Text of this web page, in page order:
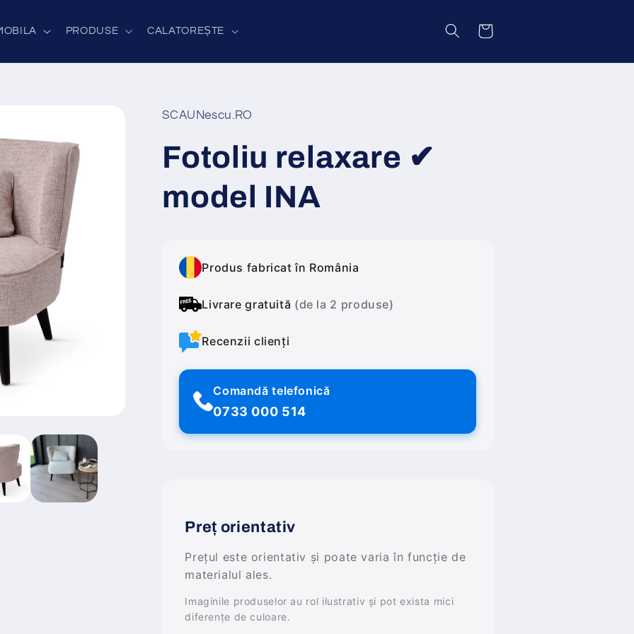
PRODUSE CALATOREȘTE Coș
SCAUNescu.RO
Fotoliu relaxare ✔
model INA
Produs fabricat în România
Livrare gratuită (de la 2 produse)
Recenzii clienți
Comandă telefonică
0733 000 514
Preț orientativ
Prețul este orientativ și poate varia în funcție de
materialul ales.
Imaginile produselor au rol ilustrativ și pot exista mici
diferențe de culoare.